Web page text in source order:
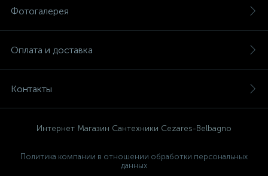
Фотогалерея
Оплата и доставка
Контакты
Интернет Магазин Сантехники Cezares-Belbagno
Политика компании в отношении обработки персональных
данных